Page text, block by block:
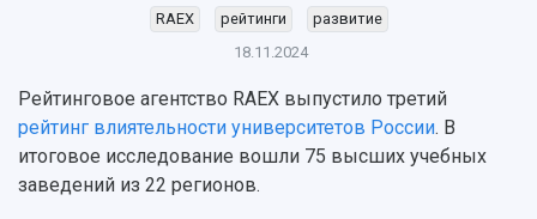
Ключевые факты
Руководство
Наблюдательный совет
Попечительский совет
Ученый совет
Бортжурнал
СМИ об университете
Пресс-центр
Абитуриенту
Бакалавриат и специалитет
Аспирантура
Формы обучения
Учебные планы
Дополнительное образование
Научные школы и ведущие научные коллективы
Диссертационные советы
Конкурс на замещение должностей научных
работников
Научно-технический совет
RAEX рейтинги
развитие
18.11.2024
Рейтинговое агентство RAEX выпустило третий
рейтинг влиятельности университетов России. В
итоговое исследование вошли 75 высших учебных
заведений из 22 регионов.